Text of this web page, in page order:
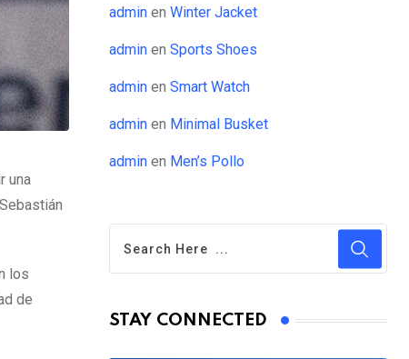
una
los
de
admin en Winter Jacket
admin en Sports Shoes
admin en Smart Watch
admin en Minimal Busket
admin en Men’s Pollo
STAY CONNECTED